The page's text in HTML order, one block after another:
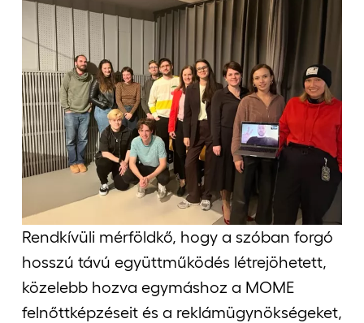
Rendkívüli mérföldkő, hogy a szóban forgó
hosszú távú együttműködés létrejöhetett,
közelebb hozva egymáshoz a MOME
felnőttképzéseit és a reklámügynökségeket,